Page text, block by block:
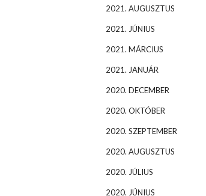
2021. AUGUSZTUS
2021. JÚNIUS
2021. MÁRCIUS
2021. JANUÁR
2020. DECEMBER
2020. OKTÓBER
2020. SZEPTEMBER
2020. AUGUSZTUS
2020. JÚLIUS
2020. JÚNIUS